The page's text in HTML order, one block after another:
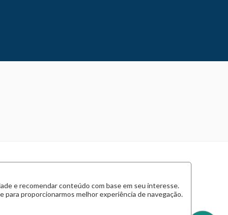
e recomendar conteúdo com base em seu interesse.
proporcionarmos melhor experiência de navegação.